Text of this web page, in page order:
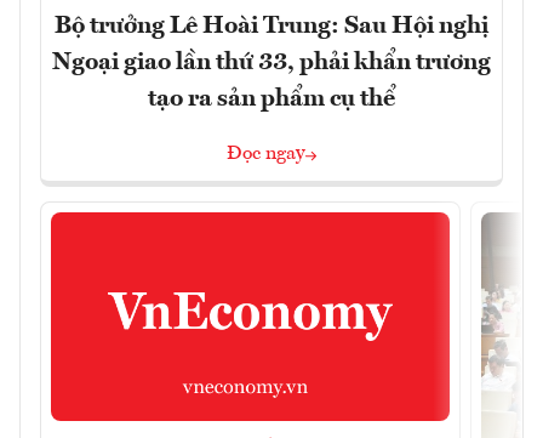
Bộ trưởng Lê Hoài Trung: Sau Hội nghị
Ngoại giao lần thứ 33, phải khẩn trương
tạo ra sản phẩm cụ thể
Đọc ngay